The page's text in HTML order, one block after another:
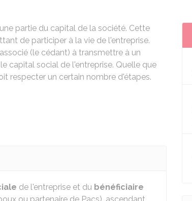
partie du capital de la société. Cette
de participer à la vie de l'entreprise.
(le cédant) à transmettre à un
capital social de l'entreprise. Quelle que
respecter un certain nombre d'étapes.
de l'entreprise et du bénéficiaire